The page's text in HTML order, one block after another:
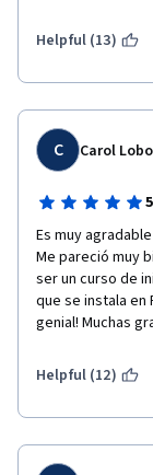
Helpful (13)
C Carol Lobo
Es muy
Me pareció muy
ser un curso de
que se instala en
genial! Muchas
Helpful (12)